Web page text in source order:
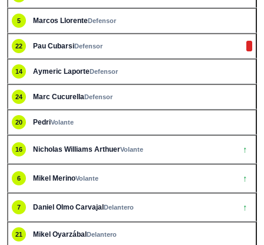
5 Marcos LlorenteDefensor
22 Pau CubarsiDefensor
14 Aymeric LaporteDefensor
24 Marc CucurellaDefensor
20 PedriVolante
16 Nicholas Williams ArthuerVolante ↑
6 Mikel MerinoVolante ↑
7 Daniel Olmo CarvajalDelantero ↑
21 Mikel OyarzábalDelantero